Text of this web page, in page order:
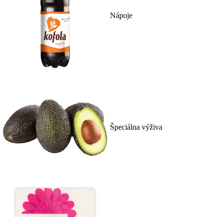
Nápoje
Špeciálna výživa